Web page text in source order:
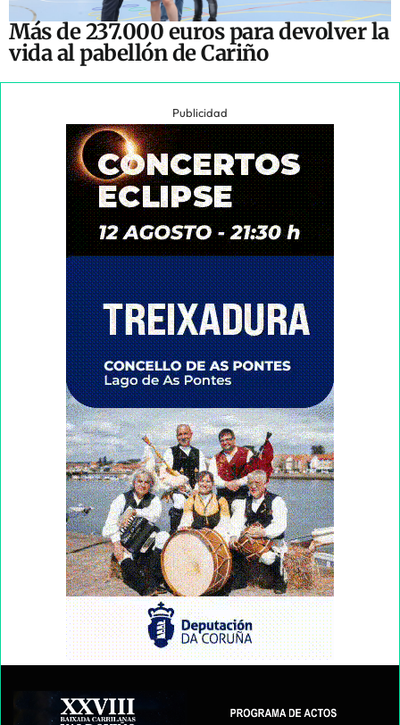
Más de 237.000 euros para devolver la
vida al pabellón de Cariño
Publicidad